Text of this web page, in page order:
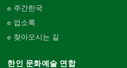
주간한국
업소록
찾아오시는 길
한인 문화예술 연합